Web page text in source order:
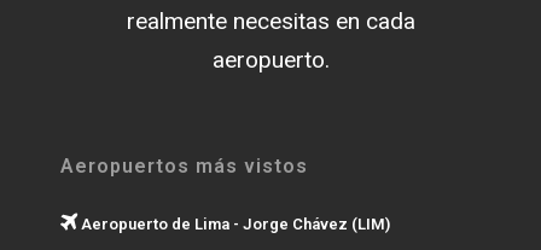
realmente necesitas en cada
aeropuerto.
Aeropuertos más vistos
Aeropuerto de Lima - Jorge Chávez (LIM)